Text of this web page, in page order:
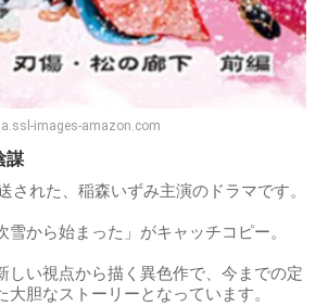
images-amazon.com
謀
された、稲森いずみ主演のドラマです。
雪から始まった」がキャッチコピー。
しい視点から描く異色作で、今までの定
胆なストーリーとなっています。